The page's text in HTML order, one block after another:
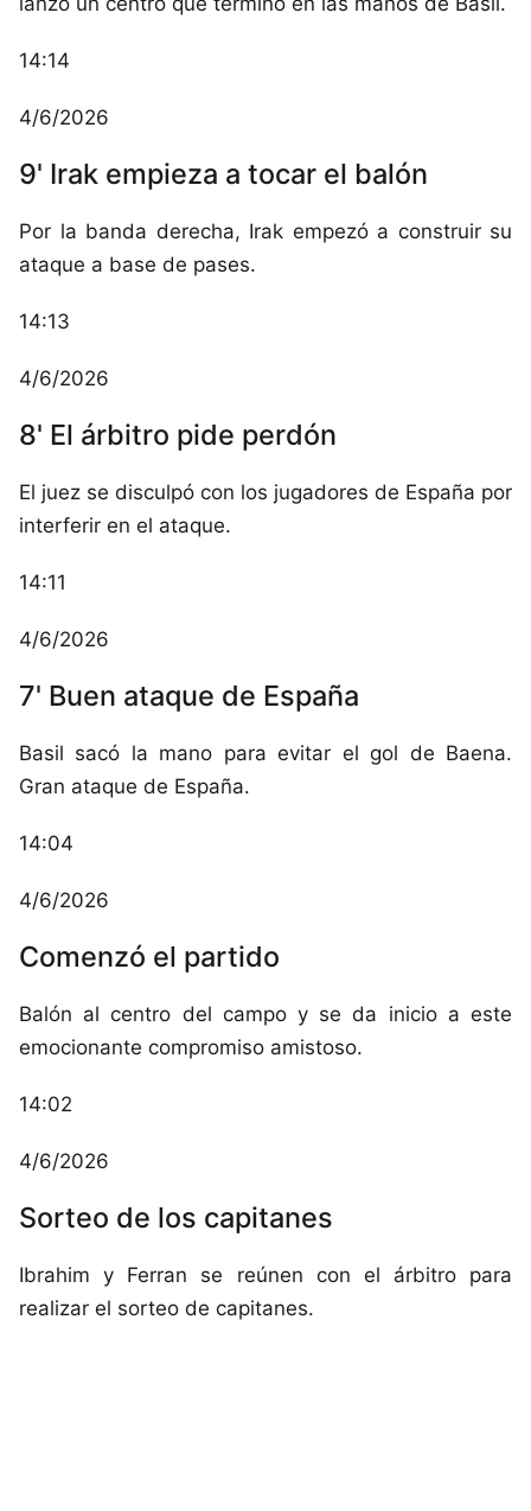
14:14
4/6/2026
9' Irak empieza a tocar el balón
Por la banda derecha, Irak empezó a construir su
ataque a base de pases.
14:13
4/6/2026
8' El árbitro pide perdón
El juez se disculpó con los jugadores de España por
interferir en el ataque.
14:11
4/6/2026
7' Buen ataque de España
Basil sacó la mano para evitar el gol de Baena.
Gran ataque de España.
14:04
4/6/2026
Comenzó el partido
Balón al centro del campo y se da inicio a este
emocionante compromiso amistoso.
14:02
4/6/2026
Sorteo de los capitanes
Ibrahim y Ferran se reúnen con el árbitro para
realizar el sorteo de capitanes.